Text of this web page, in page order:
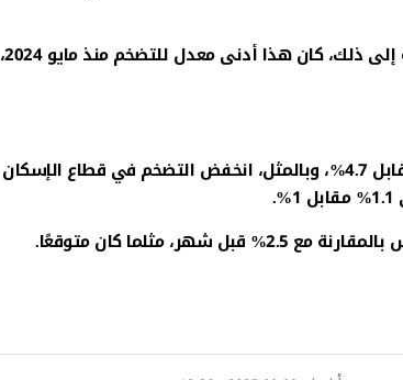
جاء ذلك متماشيًا مع البيانات الأولية الصادرة في الثاني من سبتمبر، وبالإضافة إلى ذلك، كان هذا أدنى معدل للتضخم منذ مايو 2024،
وانخفض النمو السنوي لأسعار الأغذية والمشروبات والتبغ ليصل إلى 4.2% مقابل 4.7%، وبالمثل، انخفض التضخم في قطاع الإسكان